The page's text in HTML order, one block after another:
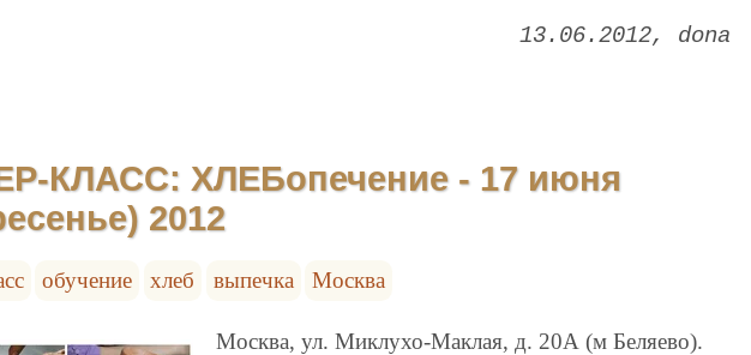
13.06.2012 dona
КЛАСС: ХЛЕБопечение - 17 июня
2012
обучение хлеб выпечка Москва
Москва, ул. Миклухо-Маклая, д. 20А (м Беляево).